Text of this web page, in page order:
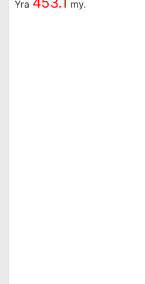
Yra
my.